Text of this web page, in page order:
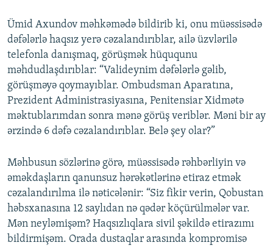
Ümid Axundov məhkəmədə bildirib ki, onu müəssisədə
dəfələrlə haqsız yerə cəzalandırıblar, ailə üzvlərilə
telefonla danışmaq, görüşmək hüququnu
məhdudlaşdırıblar: “Valideynim dəfələrlə gəlib,
görüşməyə qoymayıblar. Ombudsman Aparatına,
Prezident Administrasiyasına, Penitensiar Xidmətə
məktublarımdan sonra mənə görüş veriblər. Məni bir ay
ərzində 6 dəfə cəzalandırıblar. Belə şey olar?”
Məhbusun sözlərinə görə, müəssisədə rəhbərliyin və
əməkdaşların qanunsuz hərəkətlərinə etiraz etmək
cəzalandırılma ilə nəticələnir: “Siz fikir verin, Qobustan
həbsxanasına 12 saylıdan nə qədər köçürülmələr var.
Mən neyləmişəm? Haqsızlıqlara sivil şəkildə etirazımı
bildirmişəm. Orada dustaqlar arasında kompromisə